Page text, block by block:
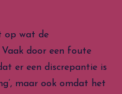
op wat de
door een foute
er een discrepantie is
maar ook omdat het